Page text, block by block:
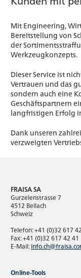
Mit Engineering,
Bereitstellung von
der
Werkzeugkonzepts.
Dieser Service ist
Vertrauen und das
sondern auch eine
Geschäftspartnern
langfristigen Erfolg
Dank unseren
verzweigten
FRAISA SA
Gurzelenstrasse 7
4512 Bellach
Schweiz
Telefon: +41 (0)32 617
Fax: +41 (0)32 617 42 41
E-Mail:
Online-Tools